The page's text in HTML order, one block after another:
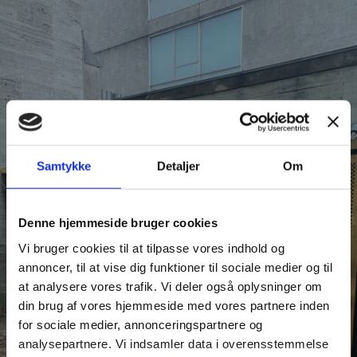
Samtykke Detaljer Om
Denne hjemmeside bruger cookies
Vi bruger cookies til at tilpasse vores indhold og
annoncer, til at vise dig funktioner til sociale medier og til
at analysere vores trafik. Vi deler også oplysninger om
din brug af vores hjemmeside med vores partnere inden
for sociale medier, annonceringspartnere og
analysepartnere. Vi indsamler data i overensstemmelse
Spring til hovedindhold
Spring til sidefod
Alt i rustfri stål arbejde
Ring til os på 43 64 68 25